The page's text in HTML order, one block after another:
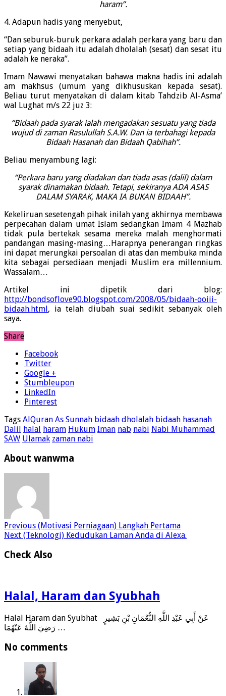
haram”.
4. Adapun hadis yang menyebut,
“Dan seburuk-buruk perkara adalah perkara yang baru dan
setiap yang bidaah itu adalah dholalah (sesat) dan sesat itu
adalah ke neraka”.
Imam Nawawi menyatakan bahawa makna hadis ini adalah
am makhsus (umum yang dikhususkan kepada sesat).
Beliau turut menyatakan di dalam kitab Tahdzib Al-Asma’
wal Lughat m/s 22 juz 3:
“Bidaah pada syarak ialah mengadakan sesuatu yang tiada
wujud di zaman Rasulullah S.A.W. Dan ia terbahagi kepada
Bidaah Hasanah dan Bidaah Qabihah”.
Beliau menyambung lagi:
“Perkara baru yang diadakan dan tiada asas (dalil) dalam
syarak dinamakan bidaah. Tetapi, sekiranya ADA ASAS
DALAM SYARAK, MAKA IA BUKAN BIDAAH”.
Kekeliruan sesetengah pihak inilah yang akhirnya membawa
perpecahan dalam umat Islam sedangkan Imam 4 Mazhab
tidak pula bertekak sesama mereka malah menghormati
pandangan masing-masing…Harapnya penerangan ringkas
ini dapat merungkai persoalan di atas dan membuka minda
kita sebagai persediaan menjadi Muslim era millennium.
Wassalam…
Artikel ini dipetik dari blog:
http://bondsoflove90.blogspot.com/2008/05/bidaah-ooiii-
bidaah.html , ia telah diubah suai sedikit sebanyak oleh
saya.
Share
Facebook
Twitter
Google +
Stumbleupon
LinkedIn
Pinterest
Tags AlQuran As Sunnah bidaah dholalah bidaah hasanah
Dalil
halal haram Hukum Iman nab nabi Nabi Muhammad
SAW Ulamak zaman nabi
About wanwma
Previous (Motivasi Perniagaan) Langkah Pertama
Next (Teknologi) Kedudukan Laman Anda di Alexa.
Check Also
Halal, Haram dan Syubhah
Halal Haram dan Syubhat عَنْ أَبِي عَبْدِ اللَّهِ النُّعْمَانِ بْنِ بَشِيرٍ
رَضِيَ اللَّهُ عَنْهُمَا …
No comments